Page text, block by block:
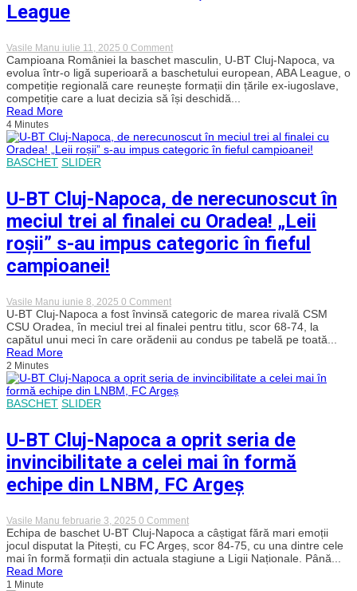
League
Vasile Manu iulie 11, 2025 0 Commenton
U-
BT
Cluj-
Napoca
face
elita
baschetului
european
în
ABA
League
Campioana României la baschet masculin, U-BT Cluj-Napoca, va
evolua într-o ligă superioară a baschetului european, ABA League, o
competiție regională care reunește formații din țările ex-iugoslave,
competiție care a luat decizia să își deschidă...
Read More
4 Minutes
BASCHET SLIDER
U-BT Cluj-Napoca, de nerecunoscut în
meciul trei al finalei cu Oradea! „Leii
roșii” s-au impus categoric în fieful
campioanei!
Vasile Manu iunie 8, 2025 0 Commenton
U-
BT
Cluj-
Napoca,
în
meciul
cu
Oradea!
„Leii
roșii”
s-
au
în
fieful
campioanei!
U-BT Cluj-Napoca a fost învinsă categoric de marea rivală CSM
CSU Oradea, în meciul trei al finalei pentru titlu, scor 68-74, la
capătul unui meci în care orădenii au condus pe tabelă pe toată...
Read More
2 Minutes
BASCHET SLIDER
U-BT Cluj-Napoca a oprit seria de
invincibilitate a celei mai în formă
echipe din LNBM, FC Argeș
Vasile Manu februarie 3, 2025 0 Commenton
U-
BT
Cluj-
Napoca
Echipa de baschet U-BT Cluj-Napoca a câștigat fără mari emoții
jocul disputat la Pitești, cu FC Argeș, scor 84-75, cu una dintre cele
mai în formă formații din actuala stagiune a Ligii Naționale. Până...
Read More
1 Minute